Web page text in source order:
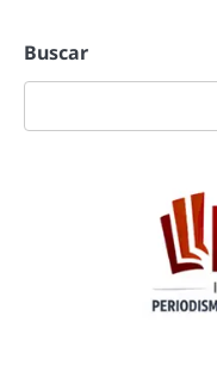
entradas
Buscar